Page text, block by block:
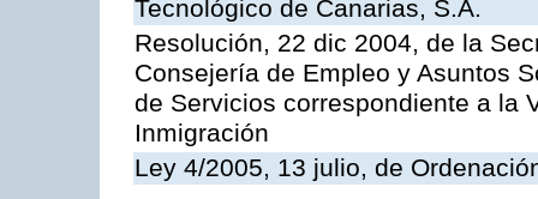
Tecnológico de Canarias, S.A.
Resolución, 22 dic 2004, de la
Consejería de Empleo y Asuntos
de Servicios correspondiente a la
Inmigración
Ley 4/2005, 13 julio, de